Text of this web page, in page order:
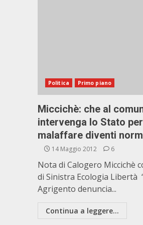
Politica Primo piano
Miccichè: che al
intervenga lo Stato
malaffare diventi
14 Maggio 2012 6
Nota di Calogero Miccichè
di Sinistra Ecologia Libertà
Agrigento denuncia...
Continua a leggere...